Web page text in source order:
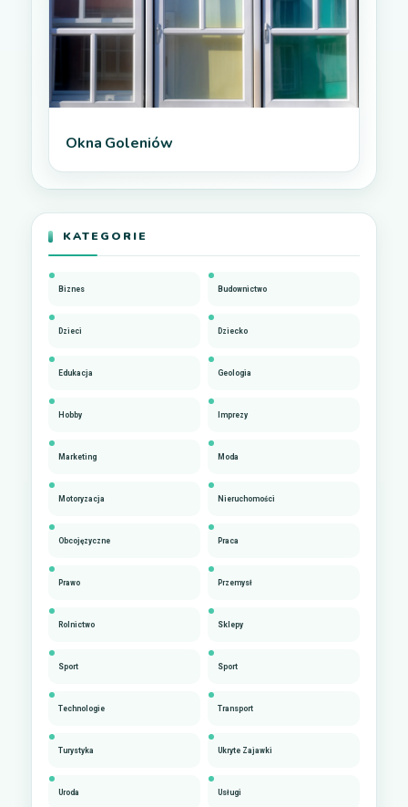
Okna Goleniów
KATEGORIE
Biznes Budownictwo
Dzieci Dziecko
Edukacja Geologia
Hobby Imprezy
Marketing Moda
Motoryzacja Nieruchomości
Obcojęzyczne Praca
Prawo Przemysł
Rolnictwo Sklepy
Sport Sport
Technologie Transport
Turystyka Ukryte Zajawki
Uroda Usługi